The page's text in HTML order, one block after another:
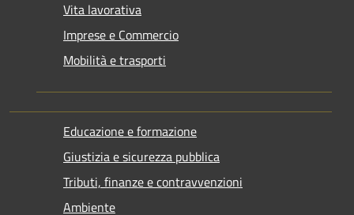
Vita lavorativa
Imprese e Commercio
Mobilità e trasporti
Educazione e formazione
Giustizia e sicurezza pubblica
Tributi, finanze e contravvenzioni
Ambiente